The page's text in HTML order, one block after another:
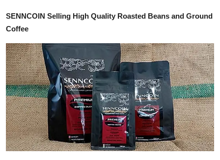
SENNCOIN Selling High Quality Roasted Beans and Ground
Coffee